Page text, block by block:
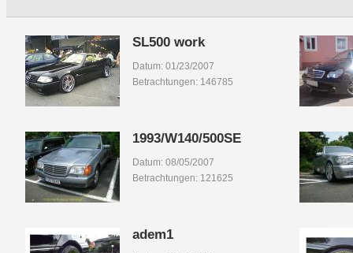
SL500 work
Datum: 01/23/2007
Betrachtungen: 146785
1993/W140/500SE
Datum: 08/05/2007
Betrachtungen: 121625
adem1